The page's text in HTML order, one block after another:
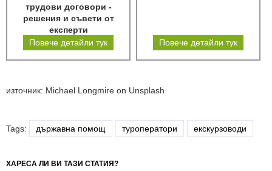
трудови договори -
решения и съвети от
експерти
Повече детайли тук
Повече детайли тук
източник: Michael Longmire on Unsplash
Tags: държавна помощ туроператори екскурзоводи
ХАРЕСА ЛИ ВИ ТАЗИ СТАТИЯ?